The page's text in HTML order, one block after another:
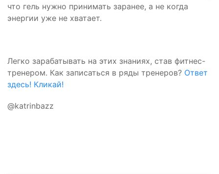
что гель нужно принимать заранее, а не когда
энергии уже не хватает.
Легко зарабатывать на этих знаниях, став фитнес-
тренером. Как записаться в ряды тренеров? Ответ
здесь! Кликай!
@katrinbazz